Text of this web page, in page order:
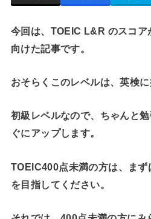
今回は、TOEIC L&R のスコア
向けた記事です。
おそらくこのレベルは、英検に
初級レベルなので、 ちゃんと
ぐにアップします。
TOEIC400点未満の方は、まず
を目指してください。